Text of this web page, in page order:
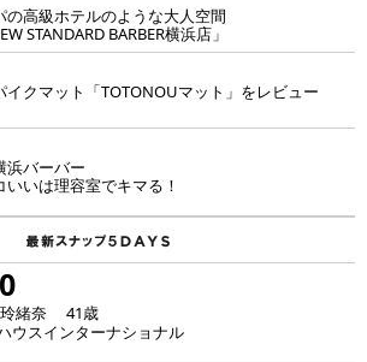
の高級ホテルのような大人空間
STANDARD BARBER横浜店」
イクマット「TOTONOUマット」をレビュー
浜バーバー
いいは理容室でキマる！
玲緒奈 41歳
ウスインターナショナル